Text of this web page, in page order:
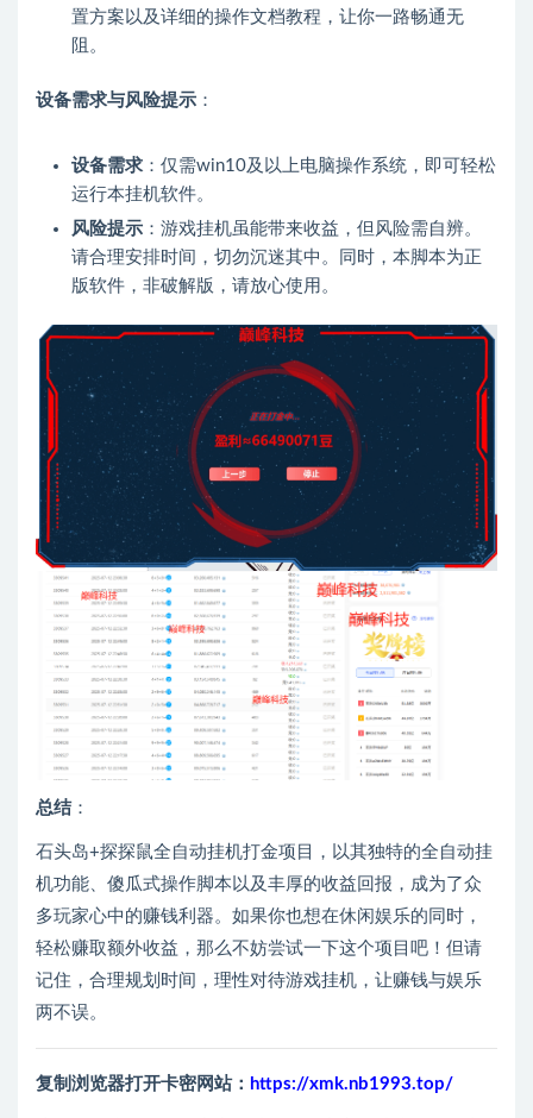
置方案以及详细的操作文档教程，让你一路畅通无
阻。
设备需求与风险提示 ：
设备需求 ：仅需win10及以上电脑操作系统，即可轻松
运行本挂机软件。
风险提示 ：游戏挂机虽能带来收益，但风险需自辨。
请合理安排时间，切勿沉迷其中。同时，本脚本为正
版软件，非破解版，请放心使用。
总结：
石头岛+探探鼠全自动挂机打金项目，以其独特的全自动挂
机功能、傻瓜式操作脚本以及丰厚的收益回报，成为了众
多玩家心中的赚钱利器。如果你也想在休闲娱乐的同时，
轻松赚取额外收益，那么不妨尝试一下这个项目吧！但请
记住，合理规划时间，理性对待游戏挂机，让赚钱与娱乐
两不误。
复制浏览器打开卡密网站： https://xmk.nb1993.top/